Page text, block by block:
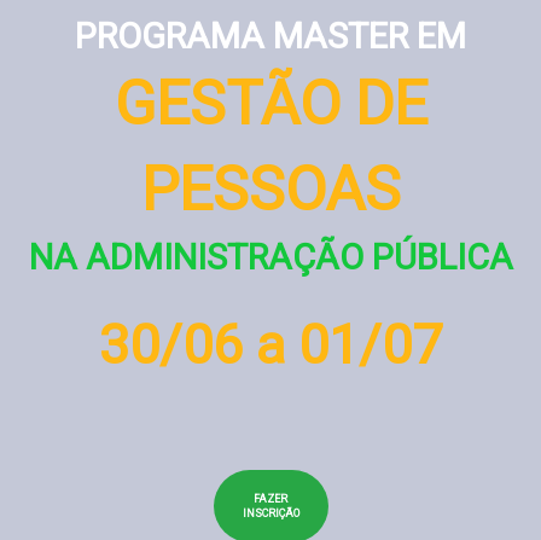
PROGRAMA MASTER EM
GESTÃO DE
PESSOAS
NA ADMINISTRAÇÃO PÚBLICA
30/06 a 01/07
FAZER
INSCRIÇÃO